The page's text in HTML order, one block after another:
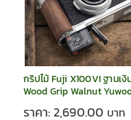
กริปไม้ Fuji X100VI ฐานเงิ
Wood Grip Walnut
ราคา:2,690.00